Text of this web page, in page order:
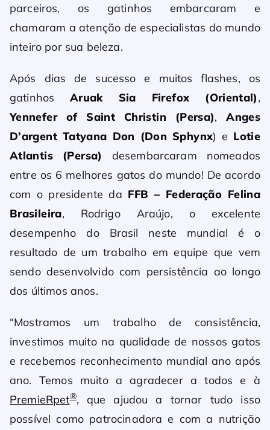
parceiros, os gatinhos embarcaram e
chamaram a atenção de especialistas do mundo
inteiro por sua beleza.
Após dias de sucesso e muitos flashes, os
gatinhos Aruak Sia Firefox (Oriental),
Yennefer of Saint Christin (Persa),Anges
D’argent Tatyana Don (Don Sphynx) e Lotie
Atlantis (Persa) desembarcaram nomeados
entre os 6 melhores gatos do mundo! De acordo
com o presidente da FFB – Federação Felina
Brasileira, Rodrigo Araújo, o excelente
desempenho do Brasil neste mundial é o
resultado de um trabalho em equipe que vem
sendo desenvolvido com persistência ao longo
dos últimos anos.
“Mostramos um trabalho de consistência,
investimos muito na qualidade de nossos gatos
e recebemos reconhecimento mundial ano após
ano. Temos muito a agradecer a todos e à
PremieRpet®, que ajudou a tornar tudo isso
possível como patrocinadora e com a nutrição